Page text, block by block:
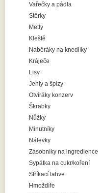
Vařečky a pádla
Stěrky
Metly
Kleště
Naběráky na knedlíky
Kráječe
Lisy
Jehly a špízy
Otvíráky konzerv
Škrabky
Nůžky
Minutníky
Nálevky
Zásobníky na ingredience
Sypátka na cukr/koření
Stříkací lahve
Hmoždíře